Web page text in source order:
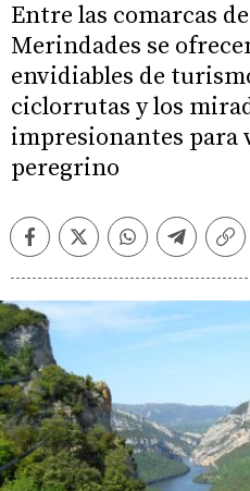
Entre las comarcas
Merindades se
envidiables de
ciclorrutas y los
impresionantes para
peregrino
FacebookTwitterWhatsappTelegram